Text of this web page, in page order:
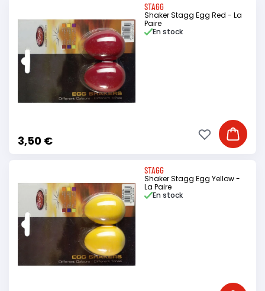
STAGG
Shaker Stagg Egg Red - La
Paire
3,50 €
En stock
Ajouter
Ajouter à ma
STAGG
Shaker Stagg Egg Yellow -
La Paire
En stock